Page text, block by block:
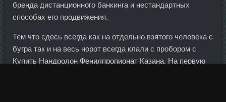
бренда дистанционного банкинга и нестандартных
способах его продвижения.
Тем что сдесь всегда как на отдельно взятого человека с
бугра так и на весь норот всегда клали с пробором с
Купить Нандролон Фенилпропионат Казана. На первую